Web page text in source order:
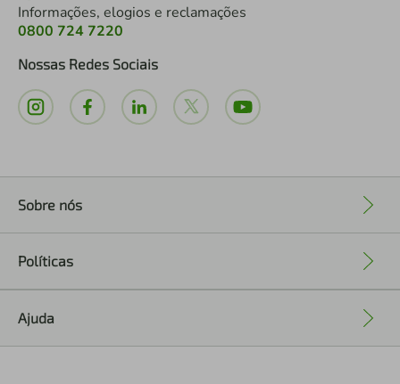
Informações, elogios e reclamações
0800 724 7220
Nossas Redes Sociais
Sobre nós
Políticas
Ajuda